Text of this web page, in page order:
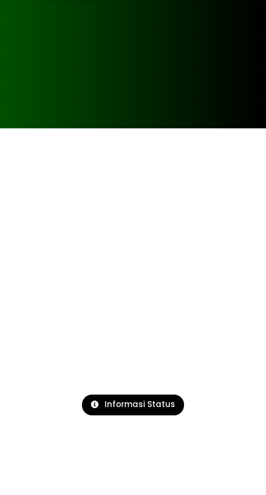
Informasi Status